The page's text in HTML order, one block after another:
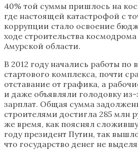
40% той суммы пришлось на
где настоящей катастрофой с
коррупции стало освоение
ходе строительства
Амурской области.
В 2012 году начались работы по
стартового комплекса, почти
отставание от графика, а
и даже объявляли голодовку из-
зарплат. Общая сумма
строителями достигла 285 млн
же время, как пояснял
году президент Путин, так
что государство денег не